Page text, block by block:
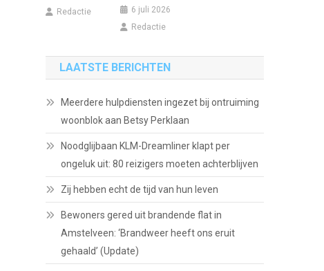
Redactie
6 juli 2026
Redactie
LAATSTE BERICHTEN
Meerdere hulpdiensten ingezet bij ontruiming
woonblok aan Betsy Perklaan
Noodglijbaan KLM-Dreamliner klapt per
ongeluk uit: 80 reizigers moeten achterblijven
Zij hebben echt de tijd van hun leven
Bewoners gered uit brandende flat in
Amstelveen: ‘Brandweer heeft ons eruit
gehaald’ (Update)